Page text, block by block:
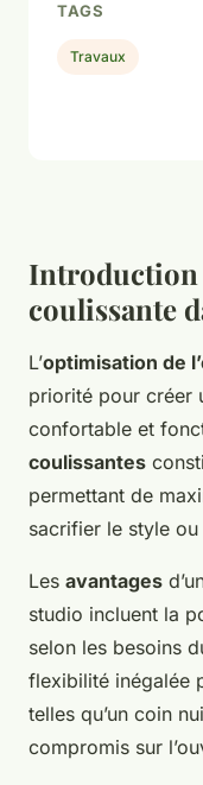
Introduction
coulissante
L’optimisation de
priorité pour créer
confortable et
coulissantes
permettant de
sacrifier le style ou
Les avantages
studio incluent la
selon les besoins
flexibilité inégalée
telles qu’un coin
compromis sur
TAGS
Travaux